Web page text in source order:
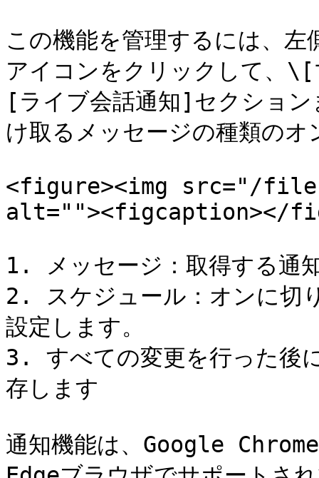
この機能を管理するには、
アイコンをクリックして、
[ライブ会話通知]セクショ
け取るメッセージの種類の
<figure><img src="/
alt=""><figcaption></
1. メッセージ：取得する通
2. スケジュール：オンに切
設定します。
3. すべての変更を行った後
存します
通知機能は、Google